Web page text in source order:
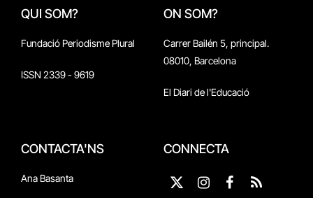
QUI SOM?
Fundació Periodisme Plural
ISSN 2339 - 9619
ON SOM?
Carrer Bailén 5, principal.
08010, Barcelona
El Diari de l'Educació
CONTACTA'NS
Ana Basanta
CONNECTA
X
Instagram
Facebook
RSS